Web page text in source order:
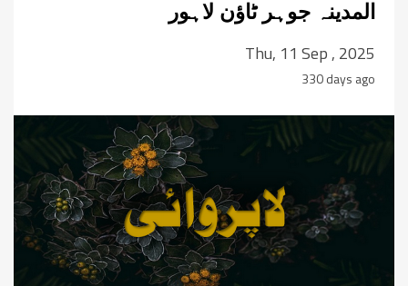
المدینہ جوہر ٹاؤن لاہور
Thu, 11 Sep , 2025
330 days ago